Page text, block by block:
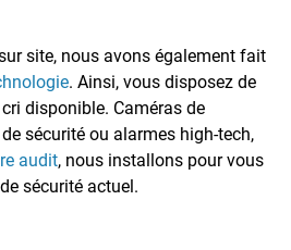
site, nous avons également fait
. Ainsi, vous disposez de
disponible. Caméras de
sécurité ou alarmes high-tech,
audit, nous installons pour vous
sécurité actuel.